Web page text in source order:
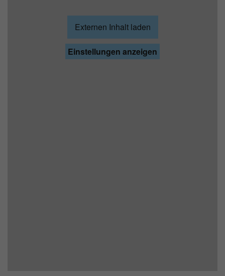
Externen Inhalt laden
Einstellungen anzeigen